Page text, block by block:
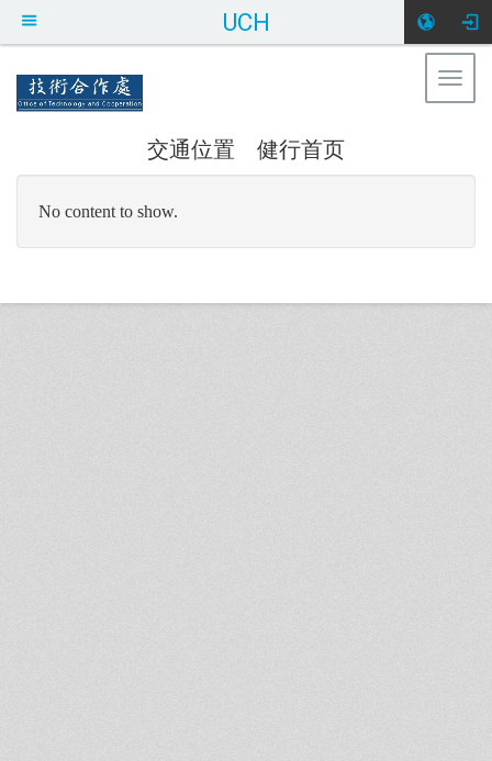
UCH
交通位置 健行首页
No content to show.